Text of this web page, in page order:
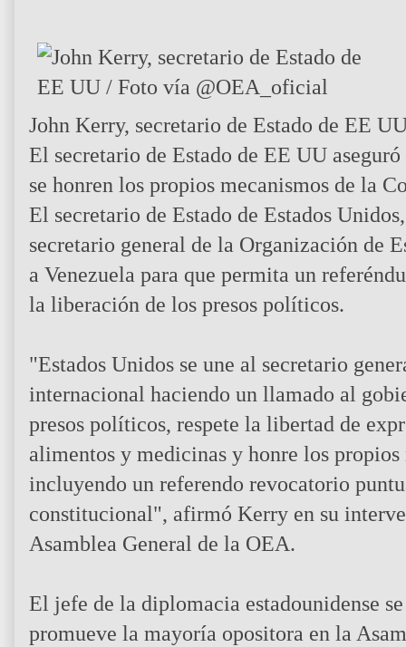
John Kerry, secretario de Estado de EE
El secretario de Estado de EE UU
se honren los propios mecanismos de la
El secretario de Estado de Estados
secretario general de la Organización de
a Venezuela para que permita un
la liberación de los presos políticos.
"Estados Unidos se une al secretario
internacional haciendo un llamado al
presos políticos, respete la libertad de
alimentos y medicinas y honre los
incluyendo un referendo revocatorio
constitucional", afirmó Kerry en su
Asamblea General de la OEA.
El jefe de la diplomacia estadounidense
promueve la mayoría opositora en la